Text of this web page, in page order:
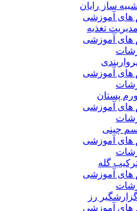
ساز رایان
های آموزشی
تغذیه
های آموزشی
های آموزشی
پستان
های آموزشی
سم چینی
های آموزشی
گله
های آموزشی
رز
های آموزشی